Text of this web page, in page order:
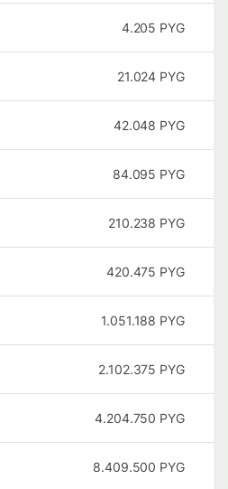
4.205 PYG
21.024 PYG
42.048 PYG
84.095 PYG
210.238 PYG
420.475 PYG
1.051.188 PYG
2.102.375 PYG
4.204.750 PYG
8.409.500 PYG